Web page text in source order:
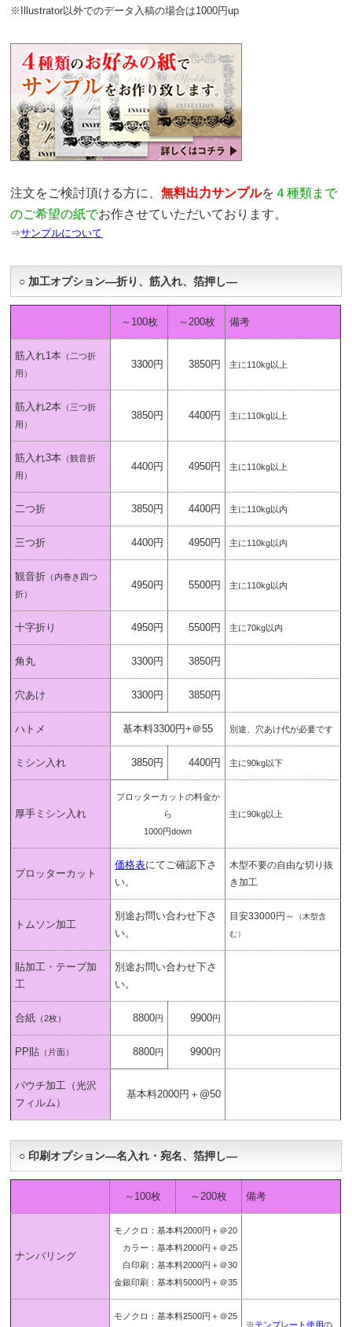
※Illustrator以外でのデータ入稿の場合は1000円up
注文をご検討頂ける方に、無料出力サンプルを ４種類まで
のご希望の紙でお作させていただいております。
⇒サンプルについて
○ 加工オプション―折り、筋入れ、箔押し―
～100枚 ～200枚 備考
筋入れ1本 （二つ折
用）
3300円 3850円 主に110kg以上
筋入れ2本 （三つ折
用）
3850円 4400円 主に110kg以上
筋入れ3本 （観音折
用）
4400円 4950円 主に110kg以上
二つ折 3850円 4400円 主に110kg以内
三つ折 4400円 4950円 主に110kg以内
観音折 （内巻き四つ
折）
4950円 5500円 主に110kg以内
十字折り 4950円 5500円 主に70kg以内
角丸 3300円 3850円
穴あけ 3300円 3850円
ハトメ 基本料3300円+＠55 別途、穴あけ代が必要です
ミシン入れ 3850円 4400円 主に90kg以下
厚手ミシン入れ
プロッターカットの料金か
ら
1000円down
主に90kg以上
プロッターカット
価格表にてご確認下さ
い。
木型不要の自由な切り抜
き加工
トムソン加工
別途お問い合わせ下さ
い。
目安33000円～
（木型含
む）
貼加工・テープ加
工
別途お問い合わせ下さ
い。
合紙 （2枚） 8800円 9900円
PP貼 （片面） 8800円 9900円
パウチ加工（光沢
フィルム）
基本料2000円＋@50
○ 印刷オプション―名入れ・宛名、箔押し―
～100枚 ～200枚 備考
ナンバリング
モノクロ：基本料2000円＋＠20
カラー：基本料2000円＋＠25
白印刷：基本料2000円＋＠30
金銀印刷：基本料5000円＋＠35
モノクロ：基本料2500円＋＠25
※テンプレート使用の